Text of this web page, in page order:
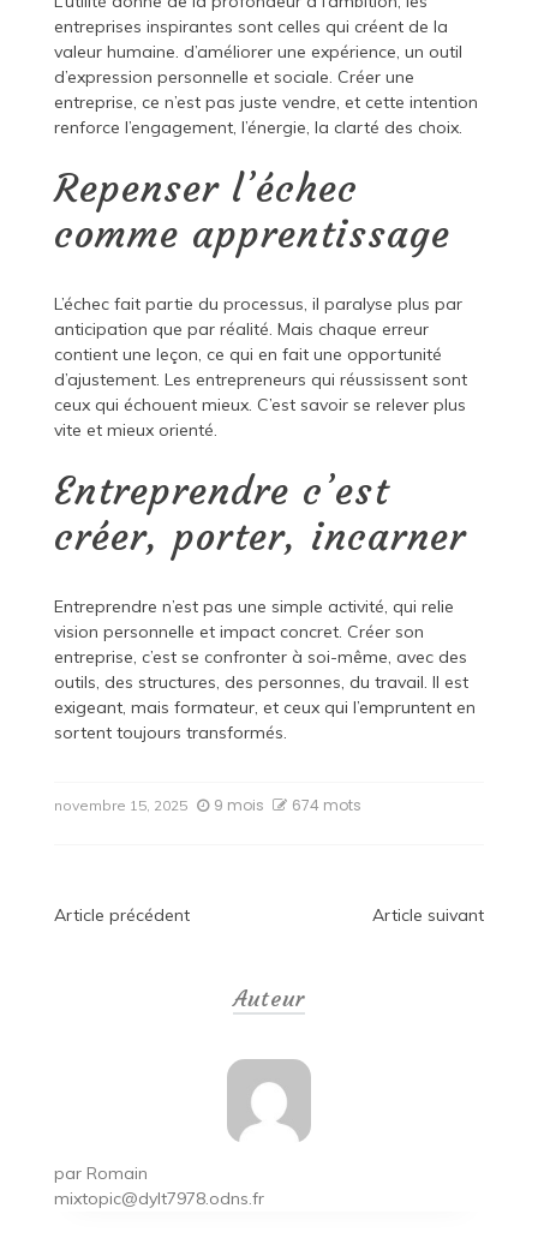
entreprises inspirantes sont celles qui créent de la
valeur humaine. d’améliorer une expérience, un outil
d’expression personnelle et sociale. Créer une
entreprise, ce n’est pas juste vendre, et cette intention
renforce l’engagement, l’énergie, la clarté des choix.
Repenser l’échec
comme apprentissage
L’échec fait partie du processus, il paralyse plus par
anticipation que par réalité. Mais chaque erreur
contient une leçon, ce qui en fait une opportunité
d’ajustement. Les entrepreneurs qui réussissent sont
ceux qui échouent mieux. C’est savoir se relever plus
vite et mieux orienté.
Entreprendre c’est
créer, porter, incarner
Entreprendre n’est pas une simple activité, qui relie
vision personnelle et impact concret. Créer son
entreprise, c’est se confronter à soi-même, avec des
outils, des structures, des personnes, du travail. Il est
exigeant, mais formateur, et ceux qui l’empruntent en
sortent toujours transformés.
novembre 15, 2025 9 mois 674 mots
Navigation
Article précédent Article suivant
Auteur
par Romain
mixtopic@dylt7978.odns.fr